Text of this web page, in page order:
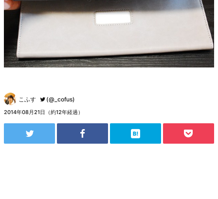
こふす (@_cofus)
2014年08月21日（約12年経過）